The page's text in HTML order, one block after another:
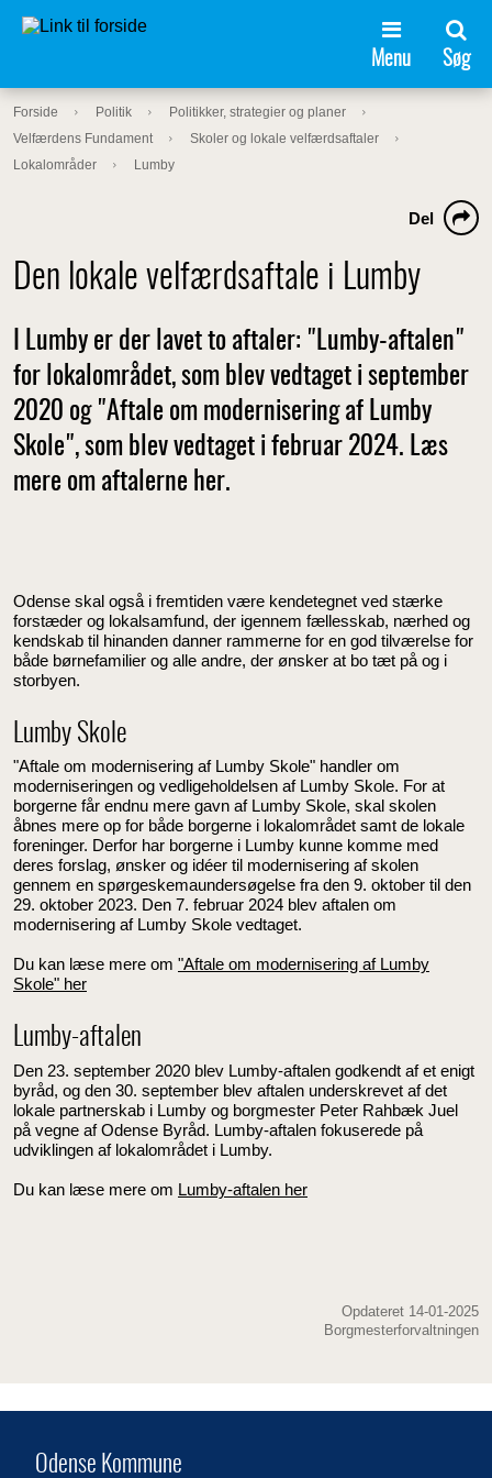
Menu Søg
Forside Politik
Politikker, strategier og planer
Velfærdens Fundament
Skoler og lokale velfærdsaftaler
Lokalområder
Lumby
Den lokale velfærdsaftale i Lumby
Del
I Lumby er der lavet to aftaler: "Lumby-aftalen"
for lokalområdet, som blev vedtaget i september
2020 og "Aftale om modernisering af Lumby
Skole", som blev vedtaget i februar 2024. Læs
mere om aftalerne her.
Odense skal også i fremtiden være kendetegnet ved stærke
forstæder og lokalsamfund, der igennem fællesskab, nærhed og
kendskab til hinanden danner rammerne for en god tilværelse for
både børnefamilier og alle andre, der ønsker at bo tæt på og i
storbyen.
Lumby Skole
"Aftale om modernisering af Lumby Skole" handler om
moderniseringen og vedligeholdelsen af Lumby Skole. For at
borgerne får endnu mere gavn af Lumby Skole, skal skolen
åbnes mere op for både borgerne i lokalområdet samt de lokale
foreninger. Derfor har borgerne i Lumby kunne komme med
deres forslag, ønsker og idéer til modernisering af skolen
gennem en spørgeskemaundersøgelse fra den 9. oktober til den
29. oktober 2023. Den 7. februar 2024 blev aftalen om
modernisering af Lumby Skole vedtaget.
Du kan læse mere om "Aftale om modernisering af Lumby
Skole" her
Lumby-aftalen
Den 23. september 2020 blev Lumby-aftalen godkendt af et enigt
byråd, og den 30. september blev aftalen underskrevet af det
lokale partnerskab i Lumby og borgmester Peter Rahbæk Juel
på vegne af Odense Byråd. Lumby-aftalen fokuserede på
udviklingen af lokalområdet i Lumby.
Du kan læse mere om Lumby-aftalen her
Opdateret 14-01-2025
Borgmesterforvaltningen
Odense Kommune